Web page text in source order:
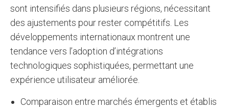
sont intensifiés dans plusieurs régions, nécessitant
des ajustements pour rester compétitifs. Les
développements internationaux montrent une
tendance vers l’adoption d’intégrations
technologiques sophistiquées, permettant une
expérience utilisateur améliorée.
Comparaison entre marchés émergents et établis